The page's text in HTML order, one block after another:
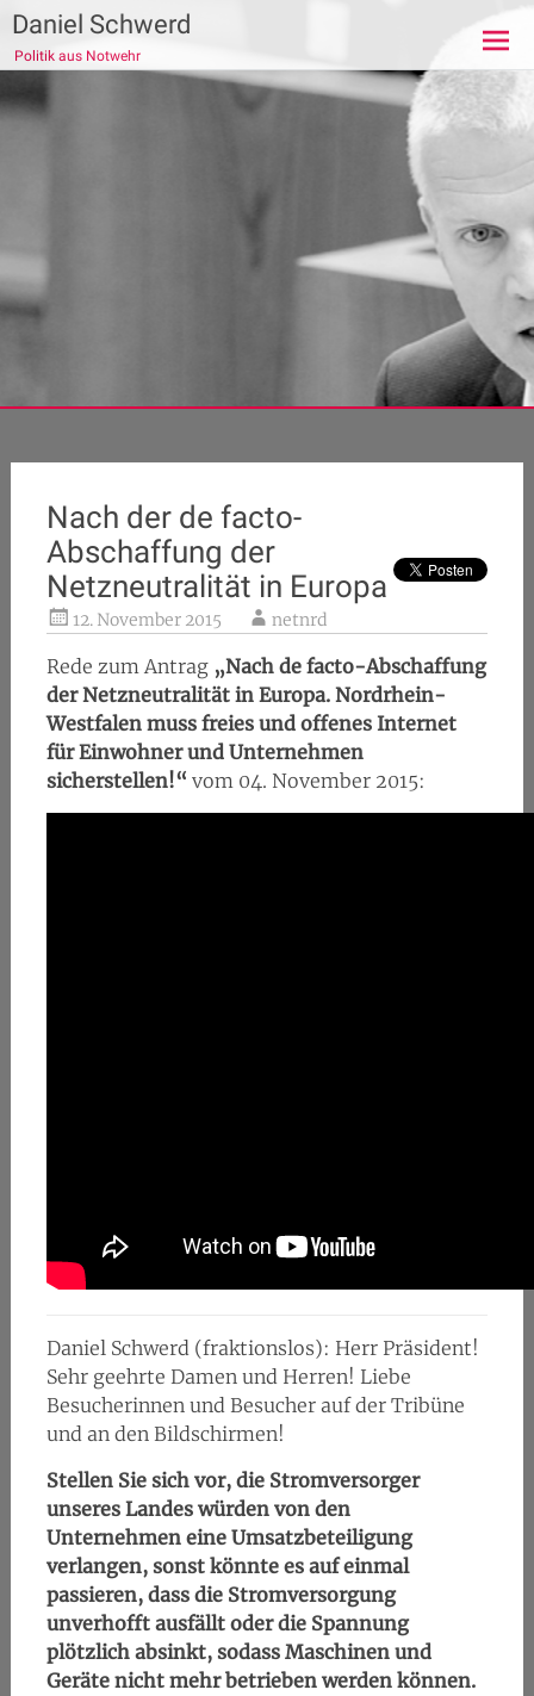
Zum
Inhalt
springen
Daniel Schwerd
Politik aus Notwehr
Nach der de facto-
Abschaffung der
Netzneutralität in Europa
12. November 2015 netnrd
Rede zum Antrag „Nach de facto-Abschaffung
der Netzneutralität in Europa. Nordrhein-
Westfalen muss freies und offenes Internet
für Einwohner und Unternehmen
sicherstellen!“ vom 04. November 2015:
Daniel Schwerd (fraktionslos): Herr Präsident!
Sehr geehrte Damen und Herren! Liebe
Besucherinnen und Besucher auf der Tribüne
und an den Bildschirmen!
Stellen Sie sich vor, die Stromversorger
unseres Landes würden von den
Unternehmen eine Umsatzbeteiligung
verlangen, sonst könnte es auf einmal
passieren, dass die Stromversorgung
unverhofft ausfällt oder die Spannung
plötzlich absinkt, sodass Maschinen und
Geräte nicht mehr betrieben werden können.